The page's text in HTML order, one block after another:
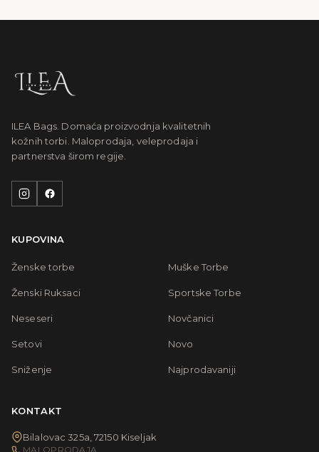
ILEA Bags. Domaća proizvodnja kvalitetnih
kožnih torbi. Maloprodaja, veleprodaja i
partnerstva širom regije.
KUPOVINA
Ženske torbe Muške Torbe
Ženski Ruksaci Sportske Torbe
Neseseri Novčanici
Setovi Novo
Sniženje Najprodavaniji
KONTAKT
Bilalovac 325a, 72150 Kiseljak
MALOPRODAJA